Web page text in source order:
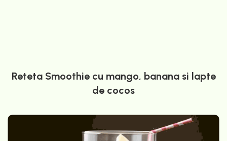
Reteta Smoothie cu mango, banana si lapte
de cocos